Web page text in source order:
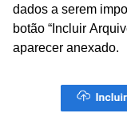
dados a serem
botão “ Incluir
aparecer anexado.